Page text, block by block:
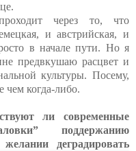
через то, что
и австрийская, и
в начале пути. Но я
предвкушаю расцвет и
культуры. Посему,
чем когда-либо.
ли современные
поддержанию
деградировать